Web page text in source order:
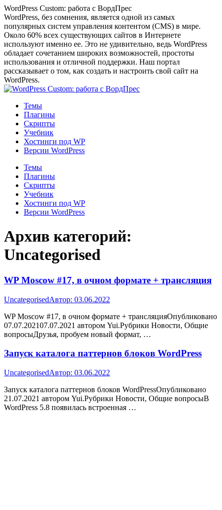
Перейти
к
содержанию
WordPress Custom: работа с ВордПрес
WordPress, без сомнения, является одной из самых
популярных систем управления контентом (CMS) в мире.
Около 60% всех существующих сайтов в Интернете
используют именно ее. Это не удивительно, ведь WordPress
обладает сочетанием широких возможностей, простоты
использования и отличной поддержки. Наш портал
рассказывает о том, как создать и настроить свой сайт на
WordPress.
Темы
Плагины
Скрипты
Учебник
Хостинги под WP
Версии WordPress
Темы
Плагины
Скрипты
Учебник
Хостинги под WP
Версии WordPress
Архив категорий:
Uncategorised
WP Moscow #17, в очном формате + трансляция
UncategorisedАвтор: 03.06.2022
WP Moscow #17, в очном формате + трансляцияОпубликовано
07.07.202107.07.2021 автором Yui.Рубрики Новости, Общие
вопросыДрузья, пробуем новый формат, …
Запуск каталога паттернов блоков WordPress
UncategorisedАвтор: 03.06.2022
Запуск каталога паттернов блоков WordPressОпубликовано
21.07.2021 автором Yui.Рубрики Новости, Общие вопросыВ
WordPress 5.8 появилась встроенная …